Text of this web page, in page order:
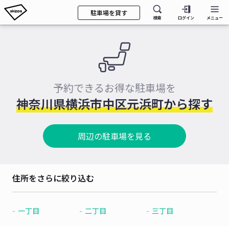
駐車場を貸す
検索 ログイン メニュー
予約できるお得な駐車場を
神奈川県横浜市中区元浜町から探す
周辺の駐車場を見る
住所をさらに絞り込む
一丁目 二丁目 三丁目